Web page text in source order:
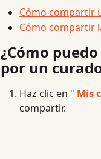
Cómo compartir
Cómo compartir
¿Cómo
por un
Haz clic en " Mis
compartir.